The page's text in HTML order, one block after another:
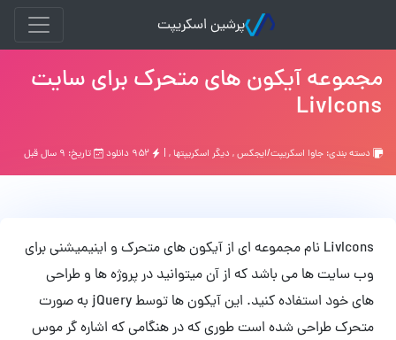
پرشین اسکریپت
مجموعه آیکون های متحرک برای سایت
LivIcons
دسته بندی: جاوا اسکریپت/ایجکس, ديگر اسكريپتها, | ۹۵۲ دانلود تاریخ: ۹ سال قبل
LivIcons نام مجموعه ای از آیکون های متحرک و اینیمیشنی برای
وب سایت ها می باشد که از آن میتوانید در پروژه ها و طراحی
های خود استفاده کنید. این آیکون ها توسط jQuery به صورت
متحرک طراحی شده است طوری که در هنگامی که اشاره گر موس